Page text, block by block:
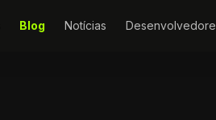
Blog Notícias